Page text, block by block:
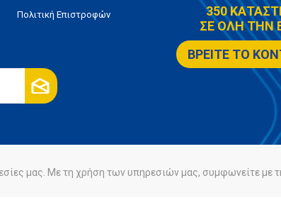
Πολιτική Επιστροφών
350
ΣΕ ΟΛΗ ΤΗΝ
ΒΡΕΙΤΕ ΤΟ
Πολιτική Cookies
μας. Με τη χρήση των υπηρεσιών μας, συμφωνείτε με